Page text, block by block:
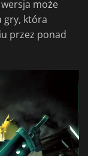
może
gry, która
przez ponad